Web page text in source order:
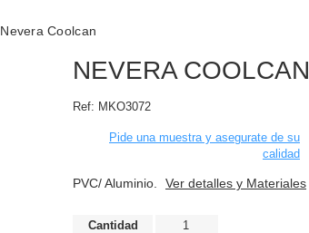
Nevera Coolcan
NEVERA COOLCAN
Ref: MKO3072
Pide una muestra y asegurate de su
calidad
PVC/ Aluminio. Ver detalles y Materiales
Cantidad
1